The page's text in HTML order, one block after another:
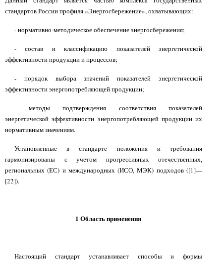
стандартов России профиля «Энергосбережение», охватывающих:
- нормативно-методическое обеспечение энергосбережения;
- состав и классификацию показателей энергетической
эффективности продукции и процессов;
- порядок выбора значений показателей энергетической
эффективности энергопотребляющей продукции;
- методы подтверждения соответствия показателей
энергетической эффективности энергопотребляющей продукции их
нормативным значениям.
Установленные в стандарте положения и требования
гармонизированы с учетом прогрессивных отечественных,
региональных (ЕС) и международных (ИСО, МЭК) подходов ([1]—
[22]).
1 Область применения
Настоящий стандарт устанавливает способы и формы